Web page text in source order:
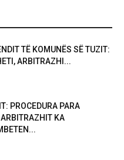
TË KOMUNËS SË TUZIT:
ARBITRAZHI...
PROCEDURA PARA
KA